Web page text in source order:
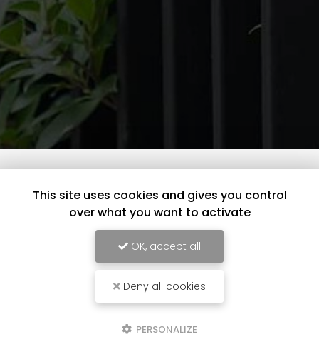
Installateur de clôture à Saint-Genis-Laval
87 avenue du Général de Gaulle
This site uses cookies and gives you control
over what you want to activate
OK, accept all
Deny all cookies
PERSONALIZE